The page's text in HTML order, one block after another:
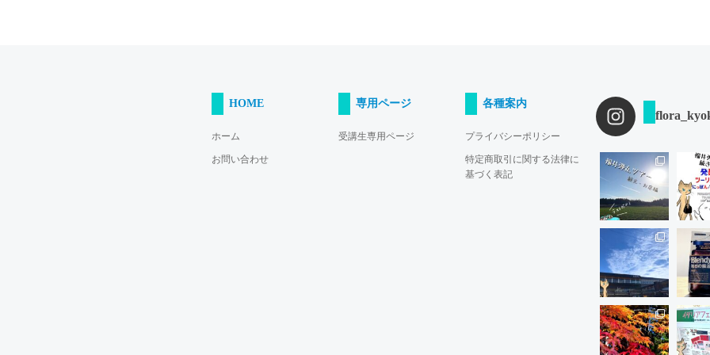
HOME
ホーム
お問い合わせ
専用ページ
受講生専用ページ
各種案内
プライバシーポリシー
特定商取引に関する法律に
基づく表記